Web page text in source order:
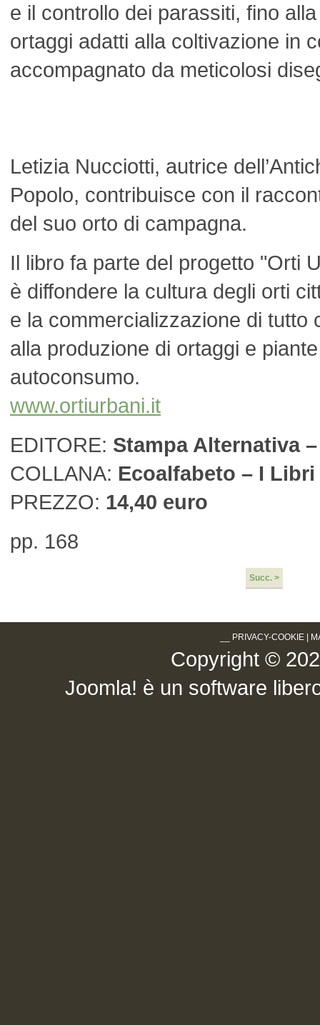
e il controllo dei parassiti, fino
ortaggi adatti alla coltivazione in
accompagnato da meticolosi
Letizia Nucciotti, autrice
Popolo, contribuisce con il
del suo orto di campagna.
Il libro fa parte del progetto "Orti
è diffondere la cultura degli orti
e la commercializzazione di tutto
alla produzione di ortaggi e
autoconsumo.
www.ortiurbani.it
EDITORE: Stampa Alternativa
COLLANA: Ecoalfabeto – I Libri
PREZZO: 14,40 euro
pp. 168
Succ. >
PRIVACY-COOKIE
Copyright ©
Joomla! è un software